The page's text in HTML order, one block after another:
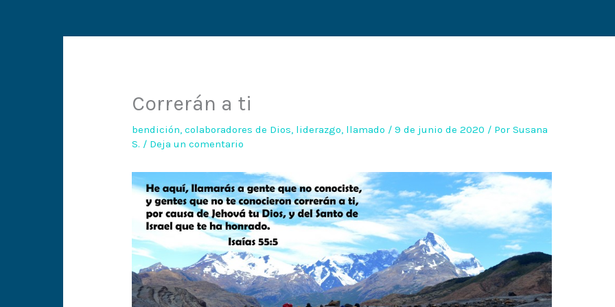
Correrán a ti
bendición,colaboradores de Dios, liderazgo, llamado /9 de junio de 2020 / PorSusana
S. / Deja un comentario